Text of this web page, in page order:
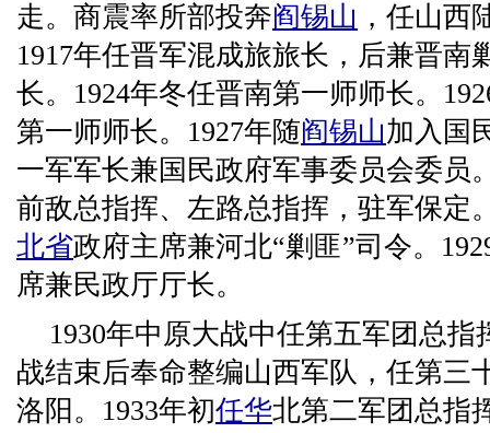
走。商震率所部投奔阎锡山 ，任山西
1917年任晋军混成旅旅长，后兼晋南
长。1924年冬任晋南第一师师长。
第一师师长。1927年随阎锡山加入国
一军军长兼国民政府军事委员会委员
前敌总指挥、左路总指挥，驻军保定
北省政府主席兼河北“剿匪”司令。
席兼民政厅厅长。
1930年中原大战中任第五军团总
战结束后奉命整编山西军队，任第三
洛阳。1933年初任华北第二军团总指